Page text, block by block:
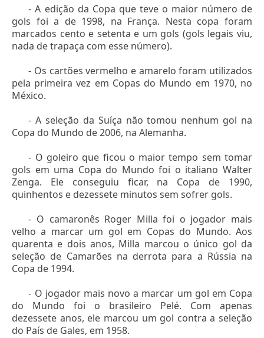
- A edição da Copa que teve o maior número de
gols foi a de 1998, na França. Nesta copa foram
marcados cento e setenta e um gols (gols legais viu,
nada de trapaça com esse número).
- Os cartões vermelho e amarelo foram utilizados
pela primeira vez em Copas do Mundo em 1970, no
México.
- A seleção da Suíça não tomou nenhum gol na
Copa do Mundo de 2006, na Alemanha.
- O goleiro que ficou o maior tempo sem tomar
gols em uma Copa do Mundo foi o italiano Walter
Zenga. Ele conseguiu ficar, na Copa de 1990,
quinhentos e dezessete minutos sem sofrer gols.
- O camaronês Roger Milla foi o jogador mais
velho a marcar um gol em Copas do Mundo. Aos
quarenta e dois anos, Milla marcou o único gol da
seleção de Camarões na derrota para a Rússia na
Copa de 1994.
- O jogador mais novo a marcar um gol em Copa
do Mundo foi o brasileiro Pelé. Com apenas
dezessete anos, ele marcou um gol contra a seleção
do País de Gales, em 1958.